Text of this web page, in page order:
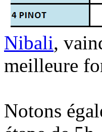
Nibali,
meilleure
Notons